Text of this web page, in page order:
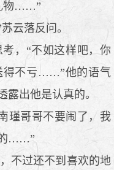
物……”
云落反问。
，“不如这样吧，你
得不亏……”他的语气
出他是认真的。
瑾哥哥不要闹了，我
的……”
不过还不到喜欢的地